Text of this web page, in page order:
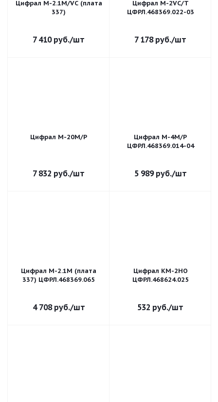
Цифрал M-2.1M/VС (плата
337)
7 410руб./шт
Цифрал М-2VС/T
ЦФРЛ.468369.022-03
7 178руб./шт
Цифрал М-20М/Р
7 832 руб./шт
Цифрал М-4М/Р
ЦФРЛ.468369.014-04
5 989руб./шт
Цифрал M-2.1М (плата
337) ЦФРЛ.468369.065
4 708руб./шт
Цифрал КМ-2НО
ЦФРЛ.468624.025
532 руб./шт